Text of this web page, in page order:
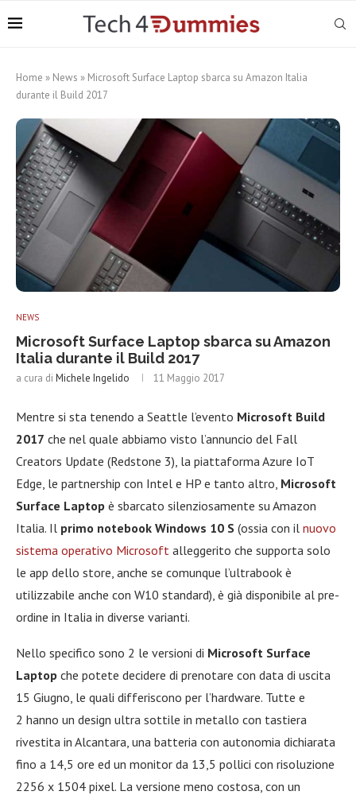
Home » News » Microsoft Surface Laptop sbarca su Amazon Italia
durante il Build 2017
NEWS
Microsoft Surface Laptop sbarca su Amazon
Italia durante il Build 2017
a cura di Michele Ingelido 11 Maggio 2017
Mentre si sta tenendo a Seattle l’evento Microsoft Build
2017 che nel quale abbiamo visto l’annuncio del Fall
Creators Update (Redstone 3), la piattaforma Azure IoT
Edge, le partnership con Intel e HP e tanto altro, Microsoft
Surface Laptop è sbarcato silenziosamente su Amazon
Italia. Il primo notebook Windows 10 S (ossia con il nuovo
sistema operativo Microsoft alleggerito che supporta solo
le app dello store, anche se comunque l’ultrabook è
utilizzabile anche con W10 standard), è già disponibile al pre-
ordine in Italia in diverse varianti.
Nello specifico sono 2 le versioni di Microsoft Surface
Laptop che potete decidere di prenotare con data di uscita
15 Giugno, le quali differiscono per l’hardware. Tutte e
2 hanno un design ultra sottile in metallo con tastiera
rivestita in Alcantara, una batteria con autonomia dichiarata
fino a 14,5 ore ed un monitor da 13,5 pollici con risoluzione
2256 x 1504 pixel. La versione meno costosa, con un